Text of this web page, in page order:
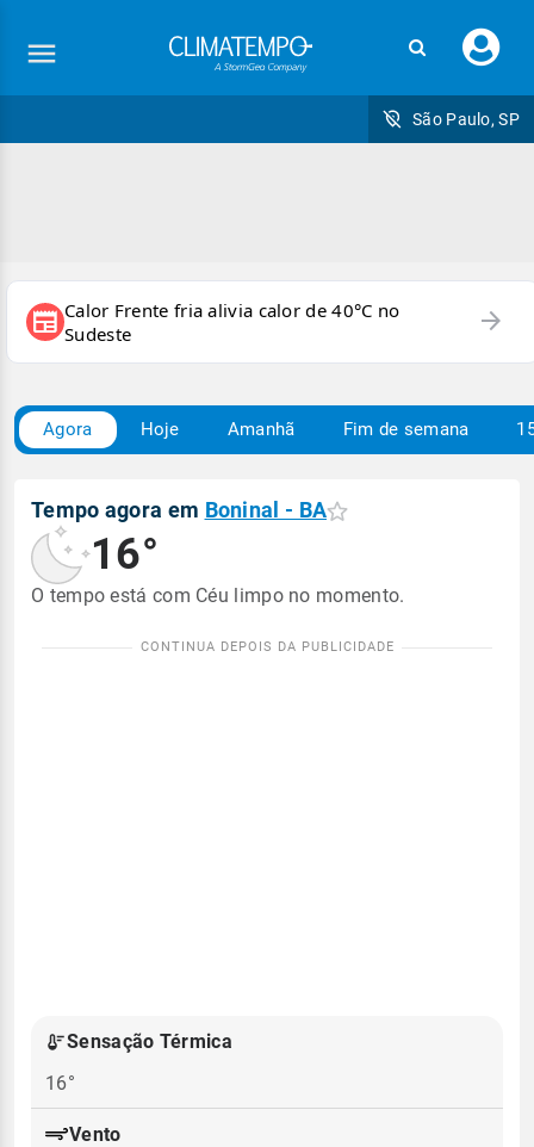
seu
São Paulo, SP
newspaper Calor Frente fria alivia calor de 40°C no
Sudeste
arrow_forward
Agora Hoje Amanhã Fim de semana
Tempo agora em Boninal - BA
16°
O tempo está com Céu limpo no momento.
Sensação Térmica
16°
Vento